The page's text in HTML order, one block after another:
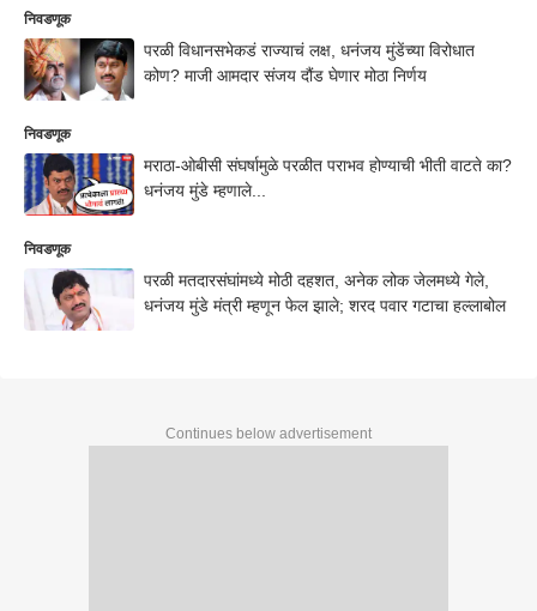
निवडणूक
परळी विधानसभेकडं राज्याचं लक्ष, धनंजय मुंडेंच्या विरोधात
कोण? माजी आमदार संजय दौंड घेणार मोठा निर्णय
निवडणूक
मराठा-ओबीसी संघर्षामुळे परळीत पराभव होण्याची भीती वाटते का?
धनंजय मुंडे म्हणाले...
निवडणूक
परळी मतदारसंघांमध्ये मोठी दहशत, अनेक लोक जेलमध्ये गेले,
धनंजय मुंडे मंत्री म्हणून फेल झाले; शरद पवार गटाचा हल्लाबोल
Continues below advertisement